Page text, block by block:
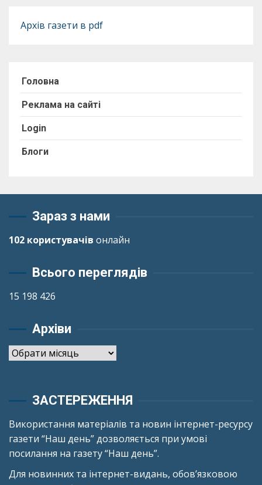
Архів газети в pdf
Головна
Реклама на сайті
Login
Блоги
Зараз з нами
102 користувачів онлайн
Всього переглядів
15 198 426
Архіви
Архіви
ЗАСТЕРЕЖЕННЯ
Використання матеріалів та новин інтернет-ресурсу
газети “Наш день” дозволяється при умові
посилання на газету “Наш день”.
Для новинних та інтернет-видань, обов’язковою